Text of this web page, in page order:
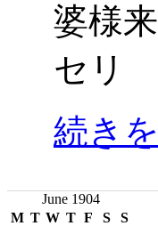
婆様
セリ
続き
June 1904
M T W T F S S